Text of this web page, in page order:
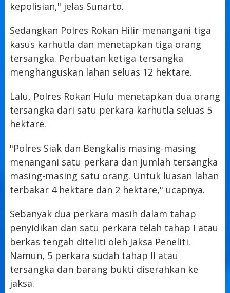
kepolisian," jelas Sunarto.
Sedangkan Polres Rokan Hilir menangani tiga
kasus karhutla dan menetapkan tiga orang
tersangka. Perbuatan ketiga tersangka
menghanguskan lahan seluas 12 hektare.
Lalu, Polres Rokan Hulu menetapkan dua orang
tersangka dari satu perkara karhutla seluas 5
hektare.
"Polres Siak dan Bengkalis masing-masing
menangani satu perkara dan jumlah tersangka
masing-masing satu orang. Untuk luasan lahan
terbakar 4 hektare dan 2 hektare," ucapnya.
Sebanyak dua perkara masih dalam tahap
penyidikan dan satu perkara telah tahap I atau
berkas tengah diteliti oleh Jaksa Peneliti.
Namun, 5 perkara sudah tahap II atau
tersangka dan barang bukti diserahkan ke
jaksa.